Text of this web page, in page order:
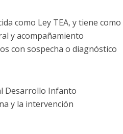
como Ley TEA, y tiene como
y acompañamiento
con sospecha o diagnóstico
Desarrollo Infanto
y la intervención